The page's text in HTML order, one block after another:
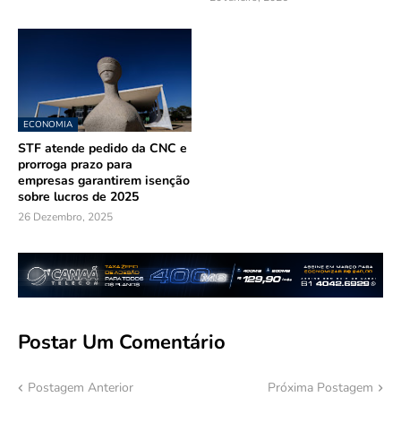
ECONOMIA
STF atende pedido da CNC e
prorroga prazo para
empresas garantirem isenção
sobre lucros de 2025
26 Dezembro, 2025
Postar Um Comentário
Postagem Anterior Próxima Postagem